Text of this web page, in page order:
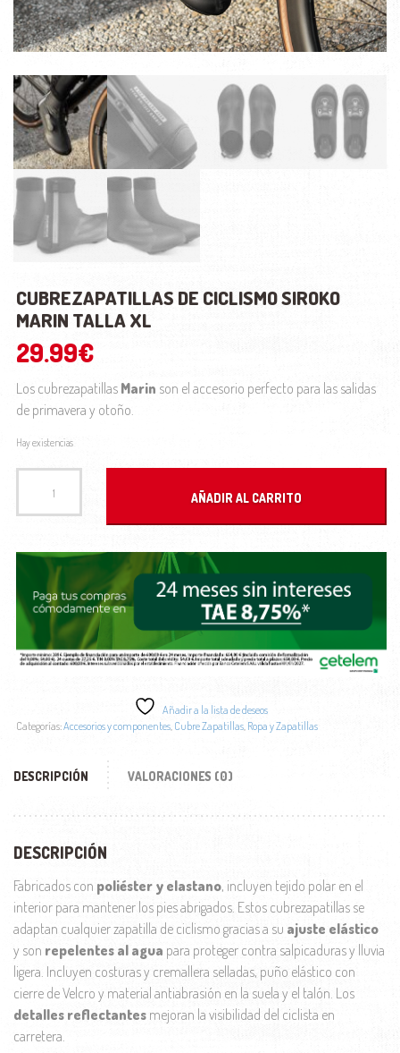
CUBREZAPATILLAS DE CICLISMO SIROKO
MARIN TALLA XL
29.99€
Los cubrezapatillas Marin son el accesorio perfecto para las salidas
de primavera y otoño.
Hay existencias
Cubrezapatillas de ciclismo Siroko Marin Talla XL cantidad
AÑADIR AL CARRITO
Añadir a la lista de deseos
Categorías:Accesorios y componentes, Cubre Zapatillas, Ropa y Zapatillas
DESCRIPCIÓN VALORACIONES (0)
DESCRIPCIÓN
Fabricados con poliéster y elastano, incluyen tejido polar en el
interior para mantener los pies abrigados. Estos cubrezapatillas se
adaptan cualquier zapatilla de ciclismo gracias a su ajuste elástico
y son repelentes al agua para proteger contra salpicaduras y lluvia
ligera. Incluyen costuras y cremallera selladas, puño elástico con
cierre de Velcro y material antiabrasión en la suela y el talón. Los
detalles reflectantes mejoran la visibilidad del ciclista en
carretera.